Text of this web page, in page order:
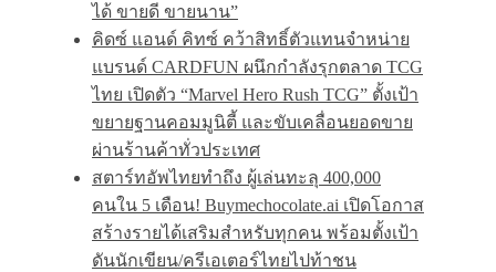
ได้ ขายดี ขายนาน”
คิดซ์ แอนด์ คิทซ์ คว้าสิทธิ์ตัวแทนจำหน่าย
แบรนด์ CARDFUN ผนึกกำลังรุกตลาด TCG
ไทย เปิดตัว “Marvel Hero Rush TCG” ตั้งเป้า
ขยายฐานคอมมูนิตี้ และขับเคลื่อนยอดขาย
ผ่านร้านค้าทั่วประเทศ
สตาร์ทอัพไทยทำถึง ผู้เล่นทะลุ 400,000
คนใน 5 เดือน! Buymechocolate.ai เปิดโอกาส
สร้างรายได้เสริมสำหรับทุกคน พร้อมตั้งเป้า
ดันนักเขียน/ครีเอเตอร์ไทยไปท้าชน